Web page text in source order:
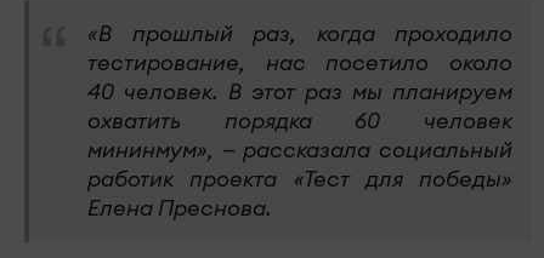
«В прошлый раз, когда проходило
тестирование, нас посетило около
40 человек. В этот раз мы планируем
охватить порядка 60 человек
мининмум», — рассказала социальный
работик проекта «Тест для победы»
Елена Преснова.